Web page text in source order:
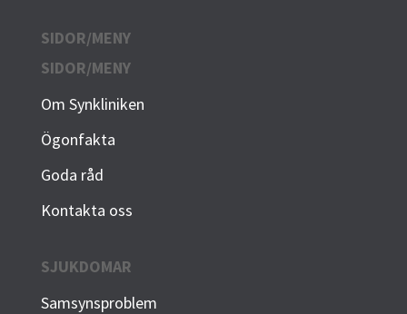
SIDOR/MENY
SIDOR/MENY
Om Synkliniken
Ögonfakta
Goda råd
Kontakta oss
SJUKDOMAR
Samsynsproblem